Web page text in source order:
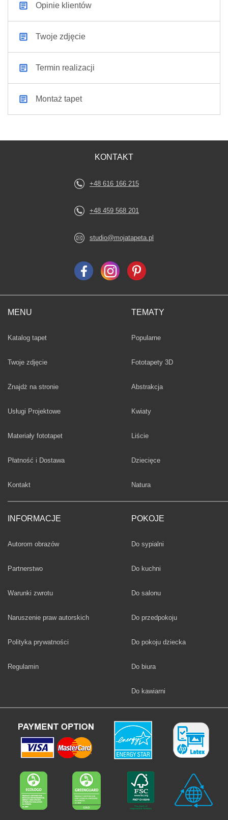
Opinie klientów
Twoje zdjęcie
Termin realizacji
Montaż tapet
MENU
Katalog tapet
Twoje zdjęcie
Znajdż na stronie
Usługi Projektowe
Materiały fototapet
Płatność i Dostawa
Kontakt
INFORMACJE
Autorom obrazów
Partnerstwo
Warunki zwrotu
Naruszenie praw autorskich
Polityka prywatności
Regulamin
TEMATY
Fototapety
Popularne
Fototapety 3D
Fototapety
Abstrakcja
Fototapety
Kwiaty
Fototapety
Liście
Fototapety
Dziecięce
Fototapety
Natura
POKOJE
Fototapety
Do sypialni
Fototapety
Do kuchni
Fototapety
Do salonu
Fototapety
Do przedpokoju
Fototapety
Do pokoju dziecka
Fototapety
Do biura
Fototapety
Do kawiarni
KONTAKT
+48 616 166 215
+48 459 568 201
studio@mojatapeta.pl